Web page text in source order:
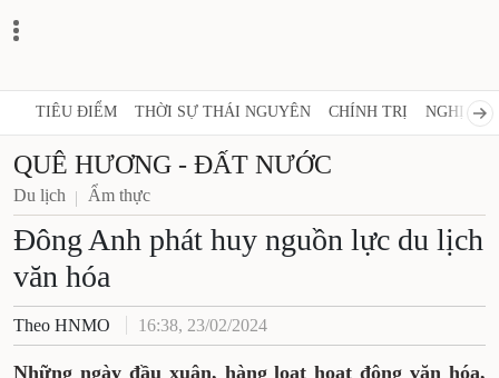
TIÊU ĐIỂM THỜI SỰ THÁI NGUYÊN CHÍNH TRỊ NGHỊ
QUÊ HƯƠNG - ĐẤT NƯỚC
Du lịch Ẩm thực
Đông Anh phát huy nguồn lực du lịch
văn hóa
Theo HNMO 16:38, 23/02/2024
Những ngày đầu xuân, hàng loạt hoạt động văn hóa,